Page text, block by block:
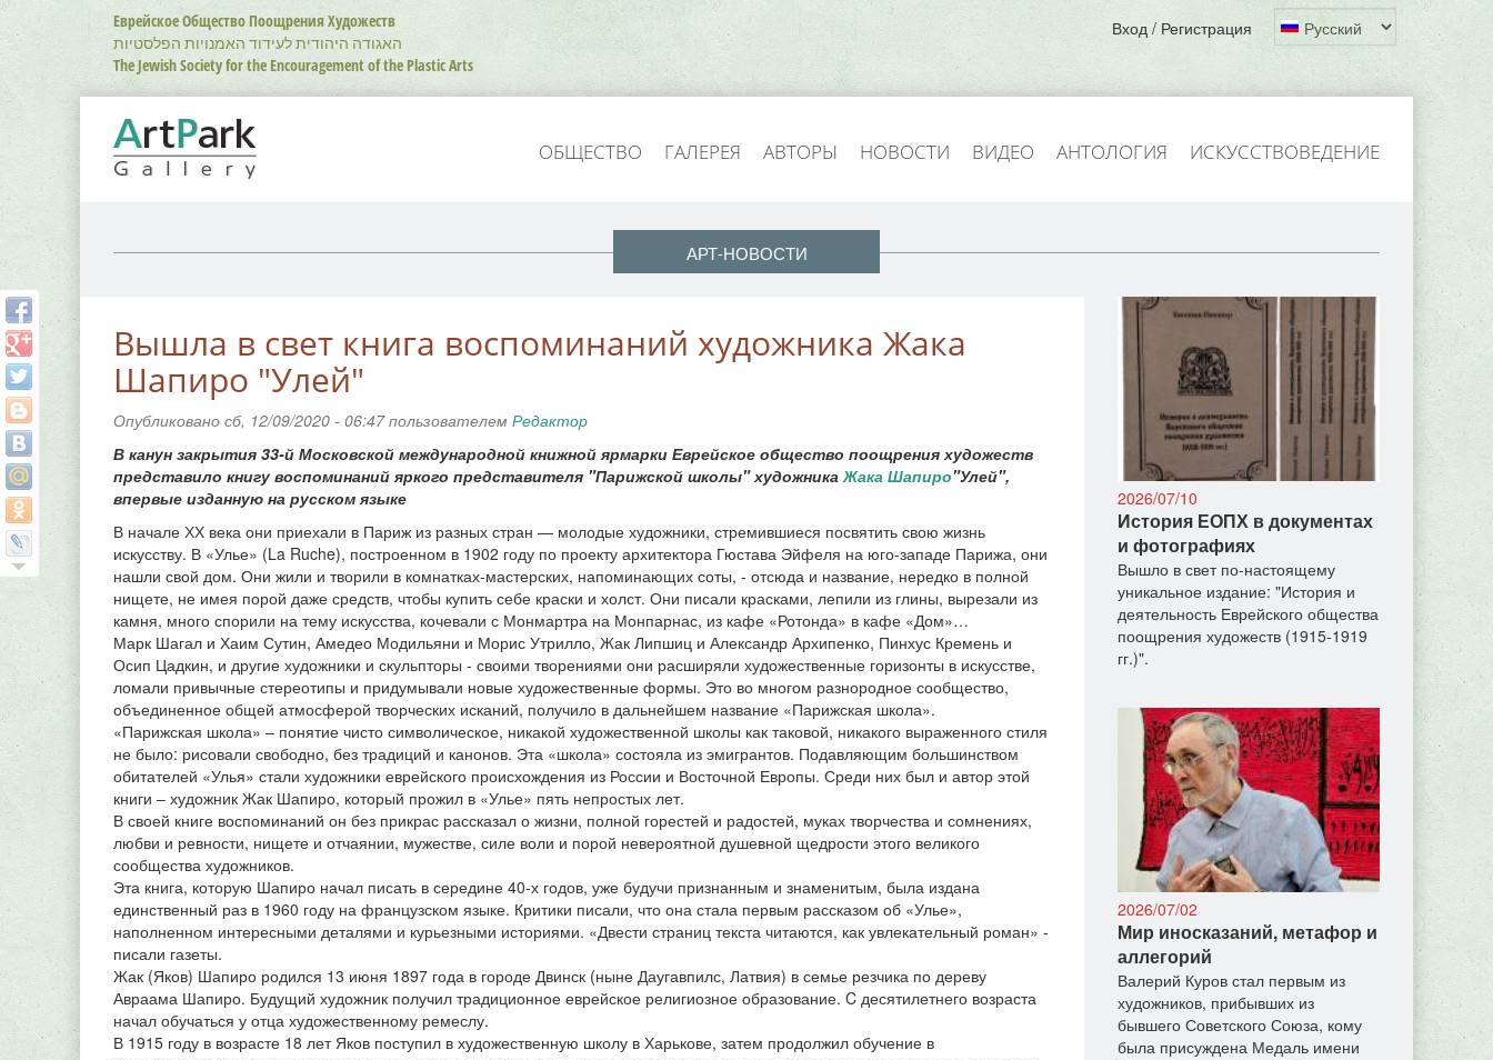
Еврейское Общество Поощрения Художеств
האגודה היהודית לעידוד האמנויות הפלסטיות
The Jewish Society for the Encouragement of the Plastic Arts
Вход / Регистрация
ОБЩЕСТВО ГАЛЕРЕЯ АВТОРЫ НОВОСТИ ВИДЕО АНТОЛОГИЯ ИСКУССТВОВЕДЕНИЕ
АРТ-НОВОСТИ
Вышла в свет книга воспоминаний художника Жака
Шапиро "Улей"
Опубликовано сб, 12/09/2020 - 06:47 пользователем Редактор
В канун закрытия 33-й Московской международной книжной ярмарки Еврейское общество поощрения художеств
представило книгу воспоминаний яркого представителя "Парижской школы" художникаЖака Шапиро"Улей",
впервые изданную на русском языке
В начале ХХ века они приехали в Париж из разных стран — молодые художники, стремившиеся посвятить свою жизнь
искусству. В «Улье» (La Ruche), построенном в 1902 году по проекту архитектора Гюстава Эйфеля на юго-западе Парижа, они
нашли свой дом. Они жили и творили в комнатках-мастерских, напоминающих соты, - отсюда и название, нередко в полной
нищете, не имея порой даже средств, чтобы купить себе краски и холст. Они писали красками, лепили из глины, вырезали из
камня, много спорили на тему искусства, кочевали с Монмартра на Монпарнас, из кафе «Ротонда» в кафе «Дом»…
Марк Шагал и Хаим Сутин, Амедео Модильяни и Морис Утрилло, Жак Липшиц и Александр Архипенко, Пинхус Кремень и
Осип Цадкин, и другие художники и скульпторы - своими творениями они расширяли художественные горизонты в искусстве,
ломали привычные стереотипы и придумывали новые художественные формы. Это во многом разнородное сообщество,
объединенное общей атмосферой творческих исканий, получило в дальнейшем название «Парижская школа».
«Парижская школа» – понятие чисто символическое, никакой художественной школы как таковой, никакого выраженного стиля
не было: рисовали свободно, без традиций и канонов. Эта «школа» состояла из эмигрантов. Подавляющим большинством
обитателей «Улья» стали художники еврейского происхождения из России и Восточной Европы. Среди них был и автор этой
книги – художник Жак Шапиро, который прожил в «Улье» пять непростых лет.
В своей книге воспоминаний он без прикрас рассказал о жизни, полной горестей и радостей, муках творчества и сомнениях,
любви и ревности, нищете и отчаянии, мужестве, силе воли и порой невероятной душевной щедрости этого великого
сообщества художников.
Эта книга, которую Шапиро начал писать в середине 40-х годов, уже будучи признанным и знаменитым, была издана
единственный раз в 1960 году на французском языке. Критики писали, что она стала первым рассказом об «Улье»,
наполненном интересными деталями и курьезными историями. «Двести страниц текста читаются, как увлекательный роман» -
писали газеты.
Жак (Яков) Шапиро родился 13 июня 1897 года в городе Двинск (ныне Даугавпилс, Латвия) в семье резчика по дереву
Авраама Шапиро. Будущий художник получил традиционное еврейское религиозное образование. C десятилетнего возраста
начал обучаться у отца художественному ремеслу.
В 1915 году в возрасте 18 лет Яков поступил в художественную школу в Харькове, затем продолжил обучение в
2026/07/10
История ЕОПХ в документах
и фотографиях
Вышло в свет по-настоящему
уникальное издание: "История и
деятельность Еврейского общества
поощрения художеств (1915-1919
гг.)".
2026/07/02
Мир иносказаний, метафор и
аллегорий
Валерий Куров стал первым из
художников, прибывших из
бывшего Советского Союза, кому
была присуждена Медаль имени